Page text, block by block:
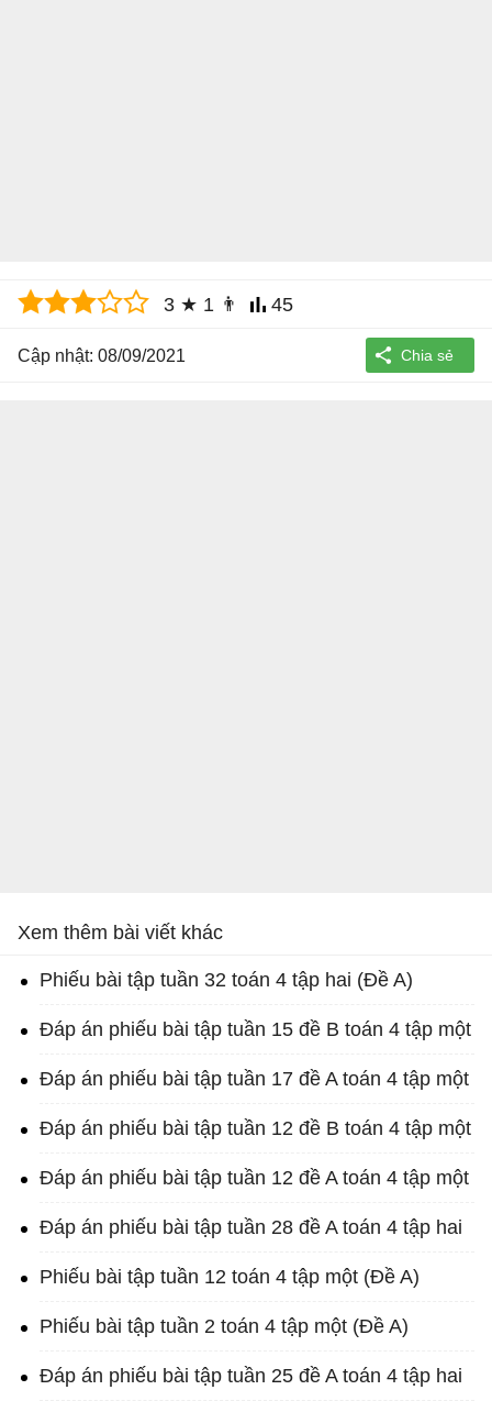
3 ★ 1 👨 45
Cập nhật: 08/09/2021
Xem thêm bài viết khác
Phiếu bài tập tuần 32 toán 4 tập hai (Đề A)
Đáp án phiếu bài tập tuần 15 đề B toán 4 tập một
Đáp án phiếu bài tập tuần 17 đề A toán 4 tập một
Đáp án phiếu bài tập tuần 12 đề B toán 4 tập một
Đáp án phiếu bài tập tuần 12 đề A toán 4 tập một
Đáp án phiếu bài tập tuần 28 đề A toán 4 tập hai
Phiếu bài tập tuần 12 toán 4 tập một (Đề A)
Phiếu bài tập tuần 2 toán 4 tập một (Đề A)
Đáp án phiếu bài tập tuần 25 đề A toán 4 tập hai